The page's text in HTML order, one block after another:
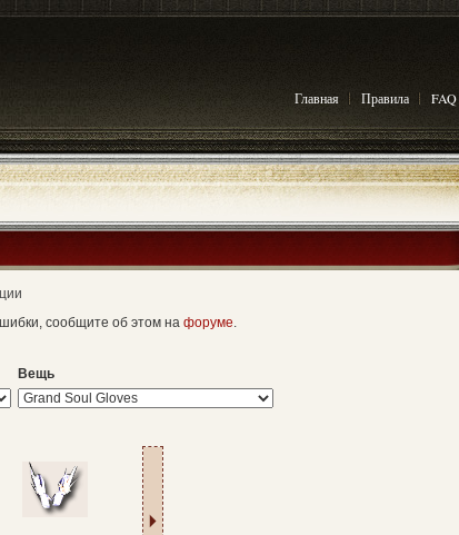
Главная Правила FAQ
сообщите об этом на форуме.
Вещь